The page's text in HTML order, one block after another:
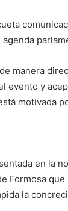
manera
evento y
motivada
en la
Formosa
la